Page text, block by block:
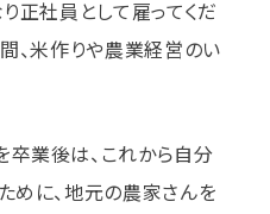
正社員として雇ってくだ
、米作りや農業経営のい
業後は、これから自分
めに、地元の農家さんを